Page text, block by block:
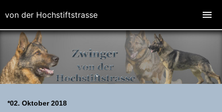
*02. Oktober 2018
von der Hochstiftstrasse